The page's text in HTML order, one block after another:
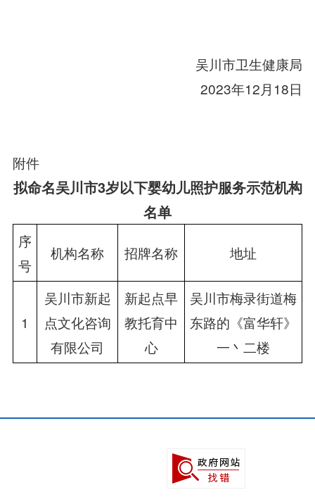
吴川市卫生健康局
2023年12月18日
附件
拟命名吴川市3岁以下婴幼儿照护服务示范机构
名单
序
号
机构名称 招牌名称 地址
1
吴川市新起
点文化咨询
有限公司
新起点早
教托育中
心
吴川市梅录街道梅
东路的《富华轩》
一丶二楼